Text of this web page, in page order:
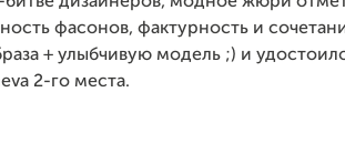
фасонов, фактурность и
+ улыбчивую модель ;) и
2-го места.